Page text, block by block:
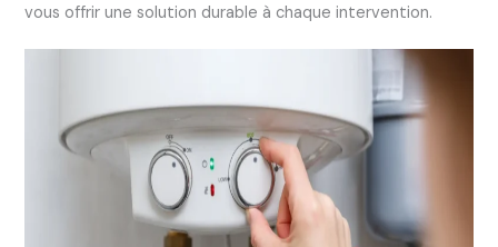
vous offrir une solution durable à chaque intervention.